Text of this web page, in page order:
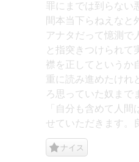
罪にまでは到らない
間本当下らねえなと
アナタだって憶測で
と指突きつけられて
襟を正してというか
重に読み進めたけれ
ろ思っていた奴まで
「自分も含めて人
せていただきます。
ナイス